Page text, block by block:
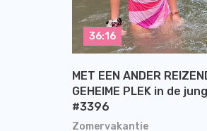
Zomervakantie
MET EEN ANDER
GEHEIME PLEK in de
#3396
36:16